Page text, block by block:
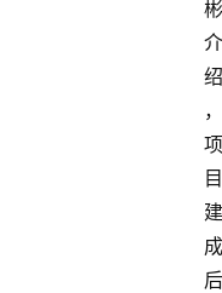
彬
介
绍
，
项
目
建
成
后